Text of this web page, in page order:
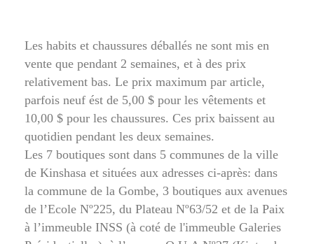
Les habits et chaussures déballés ne sont mis en
vente que pendant 2 semaines, et à des prix
relativement bas. Le prix maximum par article,
parfois neuf ést de 5,00 $ pour les vêtements et
10,00 $ pour les chaussures. Ces prix baissent au
quotidien pendant les deux semaines.
Les 7 boutiques sont dans 5 communes de la ville
de Kinshasa et situées aux adresses ci-après: dans
la commune de la Gombe, 3 boutiques aux avenues
de l’Ecole Nº225, du Plateau Nº63/52 et de la Paix
à l’immeuble INSS (à coté de l'immeuble Galeries